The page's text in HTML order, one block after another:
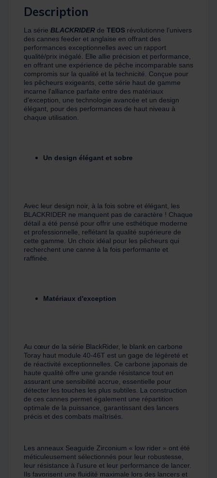
Description
La série BLACKRIDER de TEOS révolutionne l’univers
des cannes feeder et anglaise en offrant des
performances exceptionnelles avec un rapport
qualité/prix inégalé. Elle allie précision et performance,
en offrant une expérience de pêche incomparable sans
compromis sur la qualité et la technicité. Conçue pour
les pêcheurs exigeants, cette série haut de gamme
incarne l'alliance parfaite entre des matériaux
d'exception, une technologie avancée et un design
élégant, pour des performances de haut niveau à
chaque utilisation.
Un design élégant et sobre
Avec leur design noir, à la fois sobre et élégant, les
BLACKRIDER ne manquent pas de caractère ! Chaque
détail a été pensé pour offrir une esthétique moderne
et professionnelle, reflétant la qualité supérieure de
cette gamme. Un choix idéal pour les pêcheurs qui
recherchent une canne à la fois performante et
raffinée.
Matériaux d'exception
Au cœur de la série BlackRider, le blank en carbone
Toray haut module 40-46T est un gage de légèreté et
de réactivité exceptionnelles. Ce carbone japonais de
haute qualité offre une grande résistance tout en
assurant une sensibilité accrue, essentielle pour
détecter les touches les plus subtiles. La construction
de ces cannes permet également une répartition
optimale de la puissance, garantissant des lancers
précis et des combats maîtrisés.
Les anneaux Seaguide Zirconium « low rider » ont été
méticuleusement sélectionnés pour leur robustesse,
leur résistance à l’usure et leur performance de lancer.
Ils favorisent une fluidité maximale lors des lancers et